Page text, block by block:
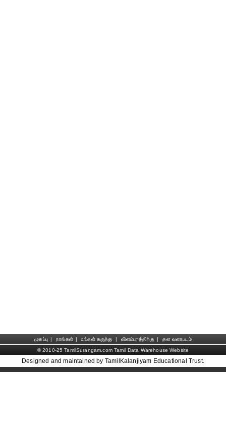
முகப்பு | நாங்கள் | உங்கள் கருத்து | விளம்பரத்திற்கு |
தள வரைபடம்
© 2010-25 TamilSurangam.com Tamil Data Warehouse Website
Designed and maintained by TamilKalanjiyam Educational Trust.